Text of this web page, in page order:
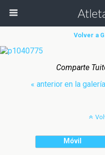
Volver a
Comparte
« anterior en la galería
Móvil